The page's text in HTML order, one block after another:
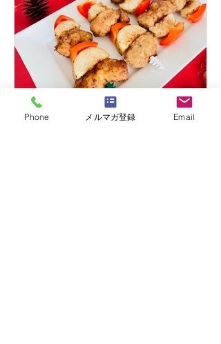
Phone メルマガ登録 Email